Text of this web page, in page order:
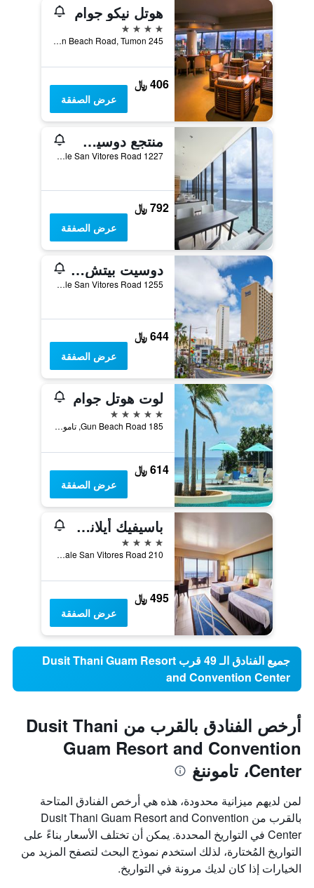
هوتل نيكو جوام
4 نجوم
245 Gun Beach Road, Tumon, تاموننغ, غوام
406 ﷼
عرض الصفقة
منتجع دوسيت ثاني غوام
1227 Pale San Vitores Road, تاموننغ, غوام
792 ﷼
عرض الصفقة
دوسيت بيتش ريزورت جوام
1255 Pale San Vitores Road, تاموننغ, غوام
644 ﷼
عرض الصفقة
لوت هوتل جوام
5 نجوم
185 Gun Beach Road, تاموننغ, غوام
614 ﷼
عرض الصفقة
باسيفيك أيلاندز كلوب جوام
4 نجوم
210 Pale San Vitores Road, تاموننغ, غوام
495 ﷼
عرض الصفقة
جميع الفنادق الـ 49 قرب Dusit Thani Guam Resort
and Convention Center
أرخص الفنادق بالقرب من Dusit Thani
Guam Resort and Convention
Center، تاموننغ
لمن لديهم ميزانية محدودة، هذه هي أرخص الفنادق المتاحة
بالقرب من Dusit Thani Guam Resort and Convention
Center في التواريخ المحددة. يمكن أن تختلف الأسعار بناءً على
التواريخ المُختارة، لذلك استخدم نموذج البحث لتصفح المزيد من
الخيارات إذا كان لديك مرونة في التواريخ.